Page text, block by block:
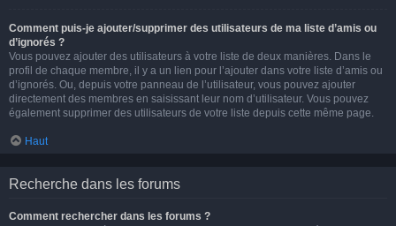
Comment puis-je ajouter/supprimer des utilisateurs de ma liste d’amis ou
d’ignorés ?
Vous pouvez ajouter des utilisateurs à votre liste de deux manières. Dans le
profil de chaque membre, il y a un lien pour l’ajouter dans votre liste d’amis ou
d’ignorés. Ou, depuis votre panneau de l’utilisateur, vous pouvez ajouter
directement des membres en saisissant leur nom d’utilisateur. Vous pouvez
également supprimer des utilisateurs de votre liste depuis cette même page.
Haut
Recherche dans les forums
Comment rechercher dans les forums ?